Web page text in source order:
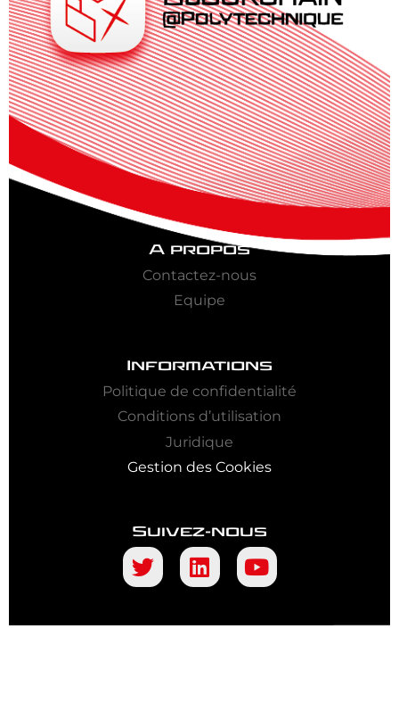
A propos
Contactez-nous
Equipe
Informations
Politique de confidentialité
Conditions d’utilisation
Juridique
Gestion des Cookies
Suivez-nous